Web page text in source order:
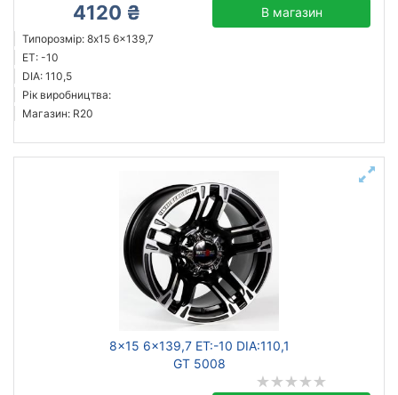
4120 ₴ В магазин
Типорозмір: 8x15 6x139,7
ET: -10
DIA: 110,5
Рік виробництва:
Магазин: R20
8x15 6x139,7 ET:-10 DIA:110,1
GT 5008